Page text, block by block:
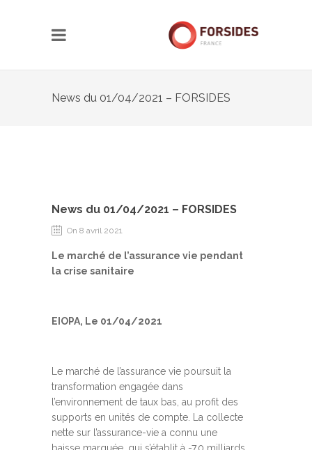
News du 01/04/2021 – FORSIDES
News du 01/04/2021 – FORSIDES
On 8 avril 2021
Le marché de l’assurance vie pendant
la crise sanitaire
EIOPA, Le 01/04/2021
Le marché de l’assurance vie poursuit la
transformation engagée dans
l’environnement de taux bas, au profit des
supports en unités de compte. La collecte
nette sur l’assurance-vie a connu une